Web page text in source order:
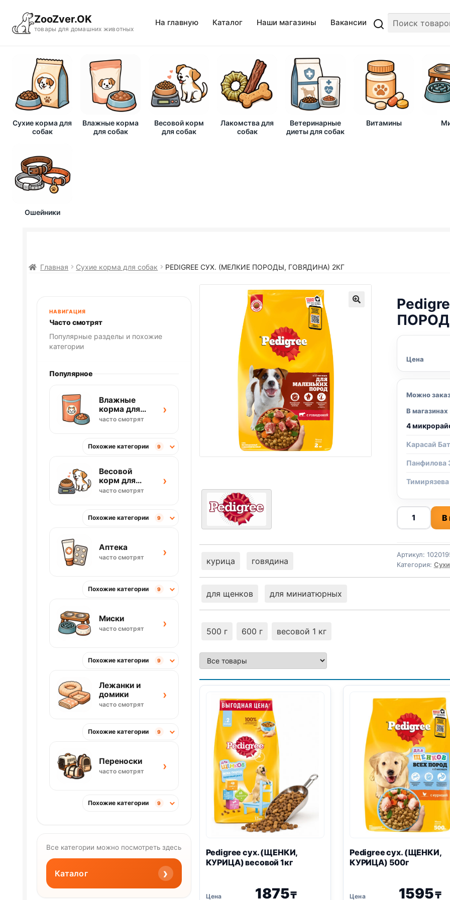
ZooZver.OK
товары для домашних животных
На главную Каталог Наши магазины Вакансии
Сухие корма для
собак
Влажные корма
для собак
Весовой корм
для собак
Лакомства для
собак
Ветеринарные
диеты для собак
Витамины
Ошейники
Главная Сухие корма для собак PEDIGREE СУХ. (МЕЛКИЕ ПОРОДЫ, ГОВЯДИНА) 2КГ
Цена
Можно
В магазинах
4
Карасай
Панфилова
Количество
товара
сух.
(МЕЛКИЕ
В
Артикул:
Категория:
курица говядина
для щенков для миниатюрных
500 г 600 г весовой 1 кг
Pedigree сух. (ЩЕНКИ,
КУРИЦА) весовой 1кг
1875₸
Pedigree сух. (ЩЕНКИ,
КУРИЦА) 500г
1595₸
НАВИГАЦИЯ
Часто смотрят
Популярные разделы и похожие
категории
Популярное
Влажные
корма для
кошек
часто смотрят
›
Похожие категории 9
Весовой
корм для
собак
часто смотрят
›
Похожие категории 9
Аптека
часто смотрят ›
Похожие категории 9
Миски
часто смотрят ›
Похожие категории 9
Лежанки и
домики
часто смотрят
›
Похожие категории 9
Переноски
часто смотрят ›
Похожие категории 9
Все категории можно посмотреть здесь
Каталог ›